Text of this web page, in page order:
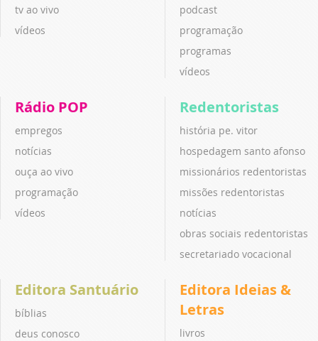
tv ao vivo
vídeos
podcast
programação
programas
vídeos
Rádio POP
empregos
notícias
ouça ao vivo
programação
vídeos
Redentoristas
história pe. vitor
hospedagem santo afonso
missionários redentoristas
missões redentoristas
notícias
obras sociais redentoristas
secretariado vocacional
Editora Santuário
bíblias
deus conosco
Editora Ideias &
Letras
livros